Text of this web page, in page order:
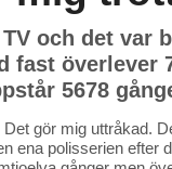
och det var
fast överlever
5678
Det gör mig uttråkad.
ena polisserien efter